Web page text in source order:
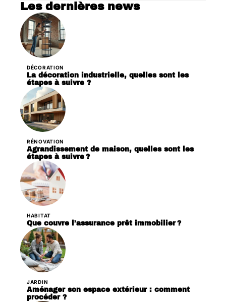
Les dernières news
DÉCORATION
La décoration industrielle, quelles sont les
étapes à suivre ?
RÉNOVATION
Agrandissement de maison, quelles sont les
étapes à suivre ?
HABITAT
Que couvre l’assurance prêt immobilier ?
JARDIN
Aménager son espace extérieur : comment
procéder ?